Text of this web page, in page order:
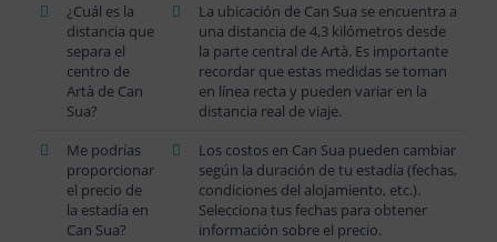
¿Cuál es la
distancia que
separa el
centro de
Artà de Can
Sua?
La ubicación de Can Sua se encuentra a
una distancia de 4,3 kilómetros desde
la parte central de Artà. Es importante
recordar que estas medidas se toman
en línea recta y pueden variar en la
distancia real de viaje.
Me podrías
proporcionar
el precio de
la estadía en
Can Sua?
Los costos en Can Sua pueden cambiar
según la duración de tu estadía (fechas,
condiciones del alojamiento, etc.).
Selecciona tus fechas para obtener
información sobre el precio.